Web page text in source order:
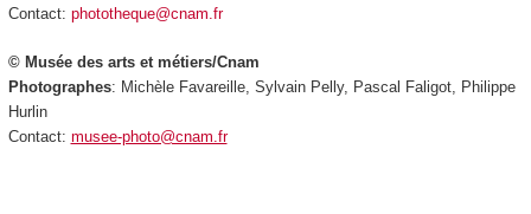
Contact: phototheque@cnam.fr
© Musée des arts et métiers/Cnam
Photographes: Michèle Favareille, Sylvain Pelly, Pascal Faligot, Philippe
Hurlin
Contact: musee-photo@cnam.fr